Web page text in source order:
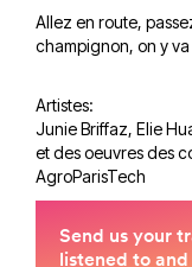
Allez en route,
champignon, on y
Artistes:
Junie Briffaz, Elie
et des oeuvres des
AgroParisTech